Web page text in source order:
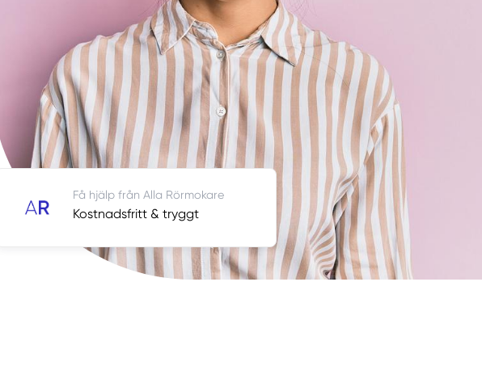
Få hjälp från Alla Rörmokare
Kostnadsfritt & tryggt